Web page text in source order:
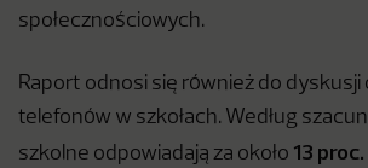
społecznościowych.
Raport odnosi się również do dyskusji
telefonów w szkołach. Według
szkolne odpowiadają za około 13